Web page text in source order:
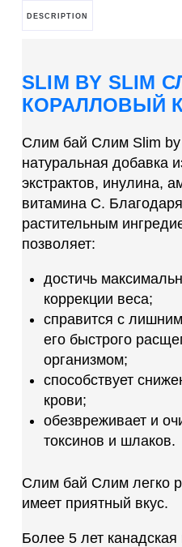
DESCRIPTION
SLIM BY SLIM
КОРАЛЛОВЫЙ
Слим бай Слим Slim
натуральная добавка
экстрактов, инулина,
витамина С.
растительным
позволяет:
достичь
коррекции веса;
справится с
его быстрого
организмом;
способствует
крови;
обезвреживает и
токсинов и шлаков.
Слим бай Слим легко
имеет приятный вкус.
Более 5 лет